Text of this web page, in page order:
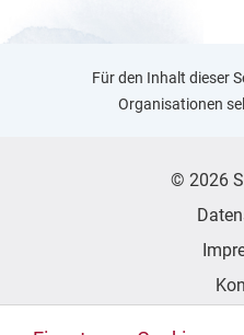
Für den Inhalt dieser
Organisationen
© 2026